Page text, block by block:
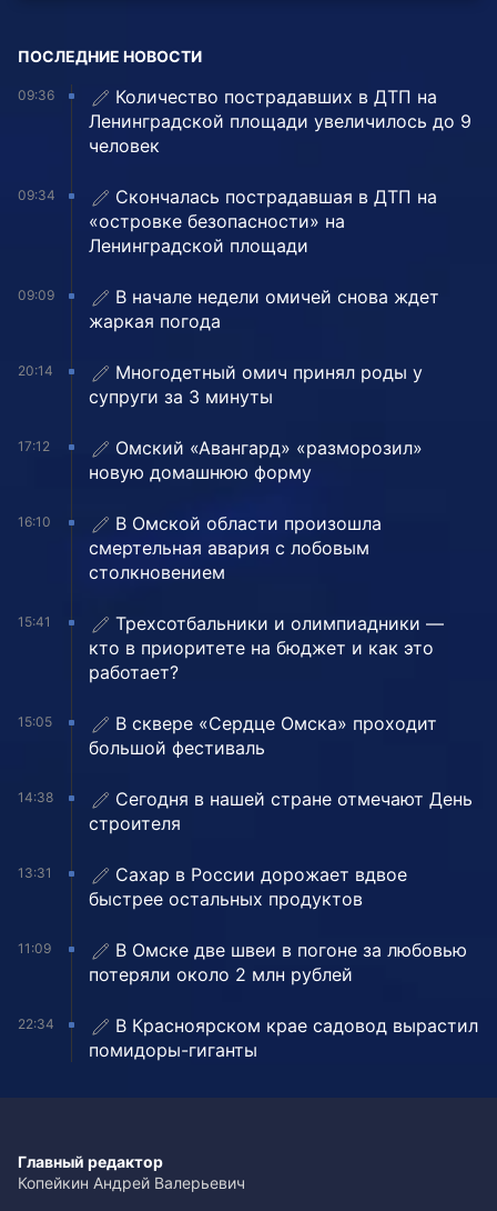
ПОСЛЕДНИЕ НОВОСТИ
09:36
Количество пострадавших в ДТП на
Ленинградской площади увеличилось до 9
человек
09:34
Скончалась пострадавшая в ДТП на
«островке безопасности» на
Ленинградской площади
09:09
В начале недели омичей снова ждет
жаркая погода
20:14
Многодетный омич принял роды у
супруги за 3 минуты
17:12
Омский «Авангард» «разморозил»
новую домашнюю форму
16:10
В Омской области произошла
смертельная авария с лобовым
столкновением
15:41
Трехсотбальники и олимпиадники —
кто в приоритете на бюджет и как это
работает?
15:05
В сквере «Сердце Омска» проходит
большой фестиваль
14:38
Сегодня в нашей стране отмечают День
строителя
13:31
Сахар в России дорожает вдвое
быстрее остальных продуктов
11:09
В Омске две швеи в погоне за любовью
потеряли около 2 млн рублей
22:34
В Красноярском крае садовод вырастил
помидоры-гиганты
Главный редактор
Копейкин Андрей Валерьевич